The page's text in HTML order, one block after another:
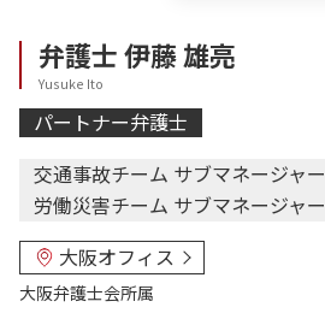
弁護士伊藤 雄亮
Yusuke Ito
パートナー弁護士
交通事故チーム サブマネージャー
労働災害チーム サブマネージャー
大阪オフィス
大阪弁護士会所属